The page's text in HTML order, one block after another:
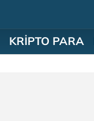
KRİPTO PARA